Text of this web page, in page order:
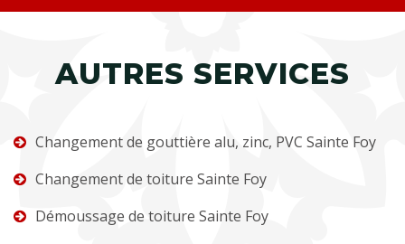
AUTRES SERVICES
Changement de gouttière alu, zinc, PVC Sainte Foy
Changement de toiture Sainte Foy
Démoussage de toiture Sainte Foy